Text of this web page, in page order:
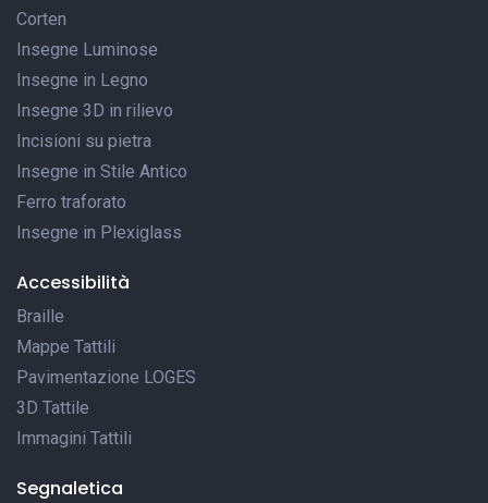
Corten
Insegne Luminose
Insegne in Legno
Insegne 3D in rilievo
Incisioni su pietra
Insegne in Stile Antico
Ferro traforato
Insegne in Plexiglass
Accessibilità
Braille
Mappe Tattili
Pavimentazione LOGES
3D Tattile
Immagini Tattili
Segnaletica